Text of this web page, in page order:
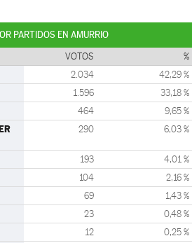
PARTIDOS EN AMURRIO
VOTOS %
2.034 42,29 %
1.596 33,18 %
464 9,65 %
290 6,03 %
193 4,01 %
104 2,16 %
69 1,43 %
23 0,48 %
12 0,25 %